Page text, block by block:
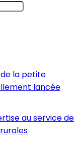
de la petite
lancée
au service de